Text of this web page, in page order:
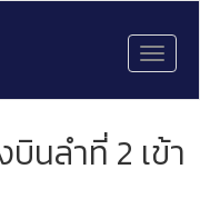
นลำที่ 2 เข้า